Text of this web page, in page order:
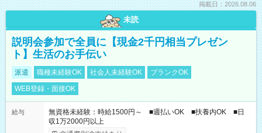
掲載日：2026.08.06
未読
説明会参加で全員に【現金2千円相当プレゼン
ト】生活のお手伝い
派遣 職種未経験OK 社会人未経験OK
ブランクOK
WEB登録・面接OK
給与
無資格未経験：時給1500円～ ■週払いOK ■扶養内OK ■日
収1万2000円以上